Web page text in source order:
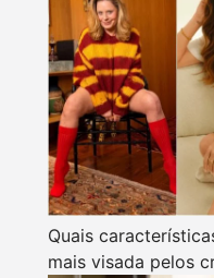
Quais
mais visada pelos